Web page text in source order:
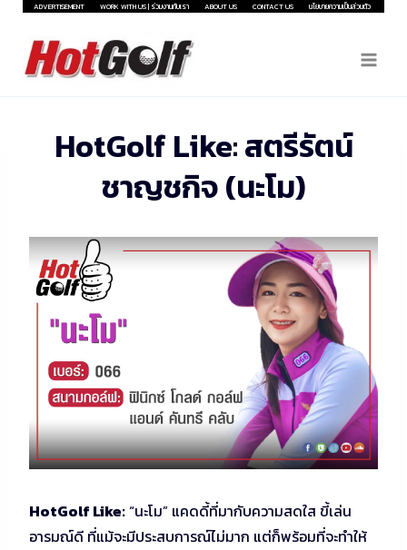
Skip
content
ADVERTISEMENT WORK WITH US | ร่วมงานกับเรา ABOUT US CONTACT US นโยบายความเป็นส่วนตัว
HotGolf Like: สตรีรัตน์
ชาญชกิจ (นะโม)
HotGolf Like:“นะโม” แคดดี้ที่มากับความสดใส ขี้เล่น
อารมณ์ดี ที่แม้จะมีประสบการณ์ไม่มาก แต่ก็พร้อมที่จะทำให้